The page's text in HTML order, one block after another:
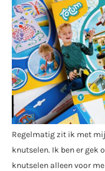
Regelmatig zit ik met
knutselen. Ik ben er gek
knutselen alleen voor